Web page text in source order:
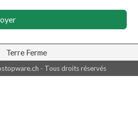
Terre Ferme
- Tous droits réservés